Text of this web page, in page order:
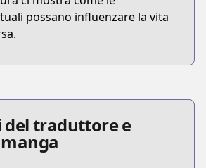
possano influenzare la vita
del traduttore e